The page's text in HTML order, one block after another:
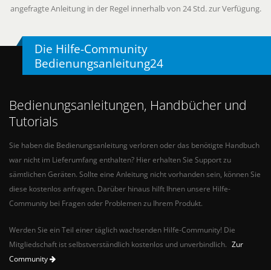
angefragte Anleitung in der Regel innerhalb von 24 Std. zur Verfügung.
Die Hilfe-Community
Bedienungsanleitung24
Bedienungsanleitungen, Handbücher und
Tutorials
Sie haben die Bedienungsanleitung verloren oder das benötigte Handbuch
war nicht im Lieferumfang enthalten? Hier erhalten Sie Support zu
sämtlichen Geräten. Sollte eine Anleitung nicht vorhanden sein, können Sie
diese kostenlos anfragen. Darüber hinaus hilft Ihnen unsere Hilfe-
Community bei Fragen oder Problemen zu Ihrem Produkt.
Werden Sie ein Teil einer täglich wachsenden Hilfe-Community! Die
Mitgliedschaft ist selbstverständlich kostenlos und unverbindlich. Zur
Community